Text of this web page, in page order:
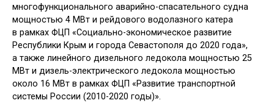
многофункционального аварийно-спасательного судна
мощностью 4 МВт и рейдового водолазного катера
в рамках ФЦП «Социально-экономическое развитие
Республики Крым и города Севастополя до 2020 года»,
а также линейного дизельного ледокола мощностью 25
МВт и дизель-электрического ледокола мощностью
около 16 МВт в рамках ФЦП «Развитие транспортной
системы России (2010-2020 годы)».